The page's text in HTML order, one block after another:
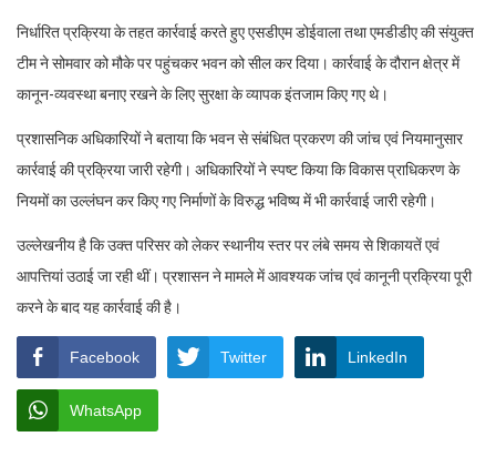
निर्धारित प्रक्रिया के तहत कार्रवाई करते हुए एसडीएम डोईवाला तथा एमडीडीए की संयुक्त
टीम ने सोमवार को मौके पर पहुंचकर भवन को सील कर दिया। कार्रवाई के दौरान क्षेत्र में
कानून-व्यवस्था बनाए रखने के लिए सुरक्षा के व्यापक इंतजाम किए गए थे।
प्रशासनिक अधिकारियों ने बताया कि भवन से संबंधित प्रकरण की जांच एवं नियमानुसार
कार्रवाई की प्रक्रिया जारी रहेगी। अधिकारियों ने स्पष्ट किया कि विकास प्राधिकरण के
नियमों का उल्लंघन कर किए गए निर्माणों के विरुद्ध भविष्य में भी कार्रवाई जारी रहेगी।
उल्लेखनीय है कि उक्त परिसर को लेकर स्थानीय स्तर पर लंबे समय से शिकायतें एवं
आपत्तियां उठाई जा रही थीं। प्रशासन ने मामले में आवश्यक जांच एवं कानूनी प्रक्रिया पूरी
करने के बाद यह कार्रवाई की है।
Facebook Twitter LinkedIn
WhatsApp